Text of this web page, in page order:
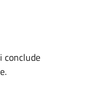
conclude